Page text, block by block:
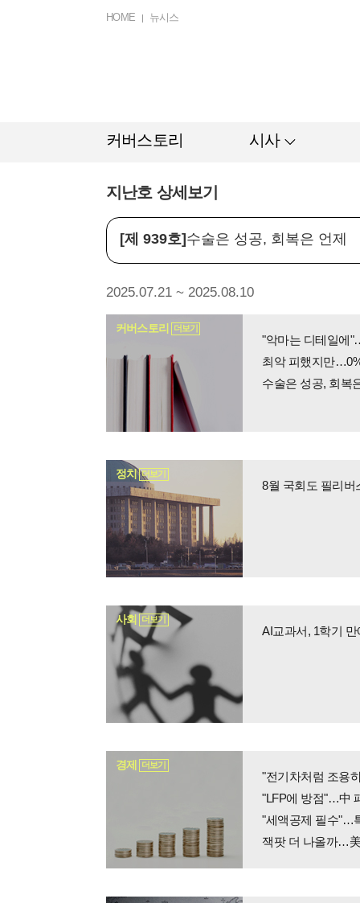
HOME 뉴시스
커버스토리 시사
지난호 상세보기
[제 939호] 수술은 성공, 회복은 언제
2025.07.21 ~ 2025.08.10
커버스토리 더보기
"악마는 디테일에
최악 피했지만
수술은 성공, 회복
정치 더보기
8월 국회도 필리
사회 더보기
AI교과서, 1학기
경제 더보기
"전기차처럼 조용
"LFP에 방점"…中
"세액공제 필수"…
잭팟 더 나올까…